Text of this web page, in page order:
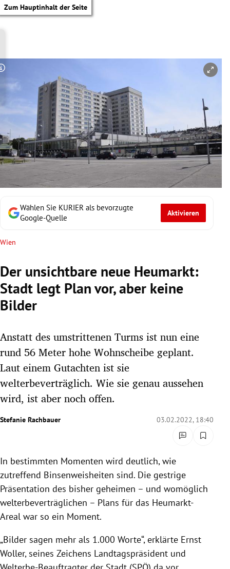
Zum Hauptinhalt der Seite
Untermenü
Untermenü
Untermenü
Untermenü
Untermenü
Untermenü
Untermenü
Wählen Sie KURIER als bevorzugte
Google-Quelle
Aktivieren
Wien
Der unsichtbare neue Heumarkt:
Stadt legt Plan vor, aber keine
Bilder
Anstatt des umstrittenen Turms ist nun eine
rund 56 Meter hohe Wohnscheibe geplant.
Laut einem Gutachten ist sie
welterbeverträglich. Wie sie genau aussehen
wird, ist aber noch offen.
Stefanie Rachbauer 03.02.2022, 18:40
Copyright-Hinweis öffnen/schließen
In bestimmten Momenten wird deutlich, wie
zutreffend Binsenweisheiten sind. Die gestrige
Präsentation des bisher geheimen – und womöglich
welterbeverträglichen – Plans für das Heumarkt-
Areal war so ein Moment.
„Bilder sagen mehr als 1.000 Worte“, erklärte Ernst
Woller, seines Zeichens Landtagspräsident und